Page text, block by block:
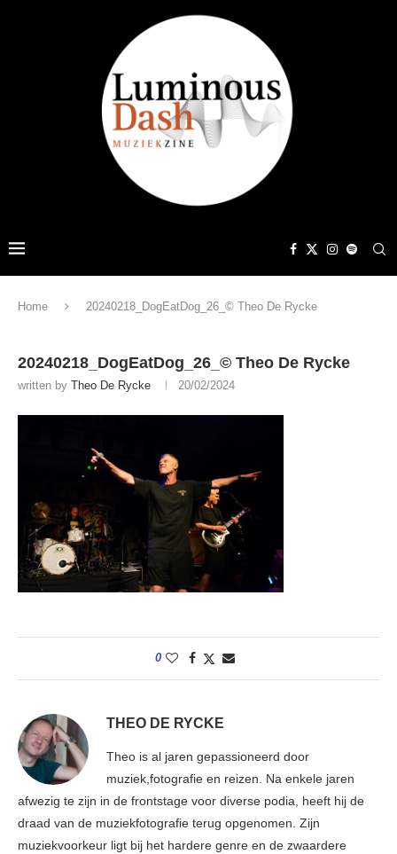
Home 20240218_DogEatDog_26_© Theo De Rycke
20240218_DogEatDog_26_© Theo De Rycke
written by Theo De Rycke 20/02/2024
0
THEO DE RYCKE
Theo is al jaren gepassioneerd door
muziek,fotografie en reizen. Na enkele jaren
afwezig te zijn in de frontstage voor diverse podia, heeft hij de
draad van de muziekfotografie terug opgenomen. Zijn
muziekvoorkeur ligt bij het hardere genre en de zwaardere